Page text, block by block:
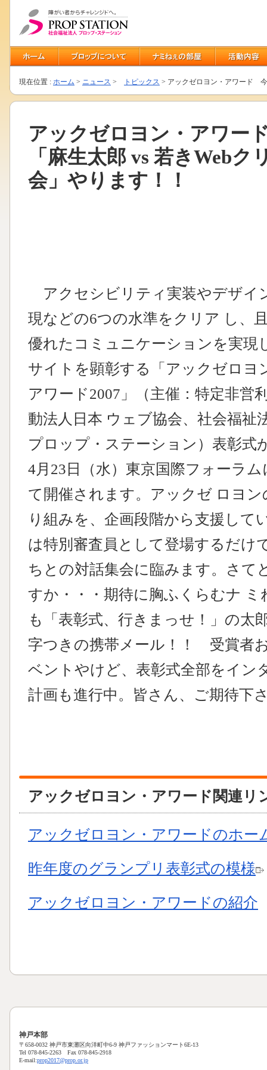
現在位置 : ホーム > ニュース > トピックス > アックゼロヨン・アワード 今
アックゼロヨン・アワー
「麻生太郎 vs 若きWebク
会」やります！！
アクセシビリティ実装やデザイ
現などの6つの水準をクリア し、
優れたコミュニケーションを実現
サイトを顕彰する「アックゼロヨ
アワード2007」（主催：特定非営
動法人日本 ウェブ協会、社会福祉
プロップ・ステーション）表彰式
4月23日（水）東京国際フォーラム
て開催されます。アックゼ ロヨン
り組みを、企画段階から支援して
は特別審査員として登場するだけ
ちとの対話集会に臨みます。さて
すか・・・期待に胸ふくらむナ
も「表彰式、行きまっせ！」の太
字つきの携帯メール！！ 受賞者
ベントやけど、表彰式全部をイン
計画も進行中。皆さん、ご期待下
アックゼロヨン・アワード関連リ
アックゼロヨン・アワードのホー
昨年度のグランプリ表彰式の模様
アックゼロヨン・アワードの紹介
神戸本部
〒658-0032 神戸市東灘区向洋町中6-9 神戸ファッションマート6E-13
Tel 078-845-2263 Fax 078-845-2918
E-mail:prop2017@prop.or.jp